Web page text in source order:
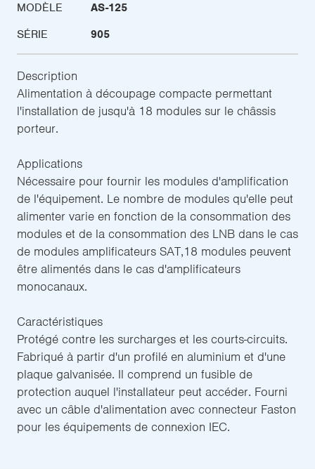
MODÈLE
AS-125
SÉRIE
905
Description
Alimentation à découpage compacte permettant
l'installation de jusqu'à 18 modules sur le châssis
porteur.
Applications
Nécessaire pour fournir les modules d'amplification
de l'équipement. Le nombre de modules qu'elle peut
alimenter varie en fonction de la consommation des
modules et de la consommation des LNB dans le cas
de modules amplificateurs SAT,18 modules peuvent
être alimentés dans le cas d'amplificateurs
monocanaux.
Caractéristiques
Protégé contre les surcharges et les courts-circuits.
Fabriqué à partir d'un profilé en aluminium et d'une
plaque galvanisée. Il comprend un fusible de
protection auquel l'installateur peut accéder. Fourni
avec un câble d'alimentation avec connecteur Faston
pour les équipements de connexion IEC.